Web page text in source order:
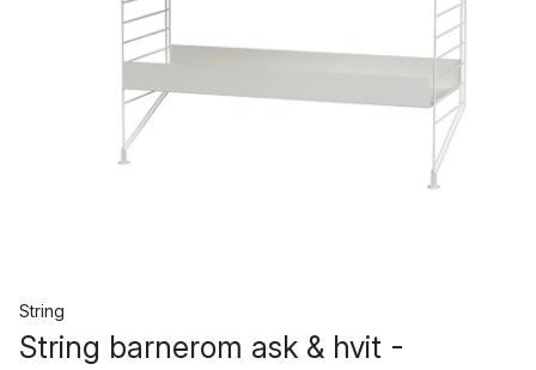
String
String barnerom ask & hvit -